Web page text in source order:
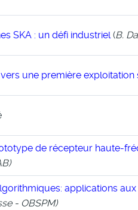
SKA : un défi industriel(B.
vers une première
de récepteur haute-
applications
- OBSPM)